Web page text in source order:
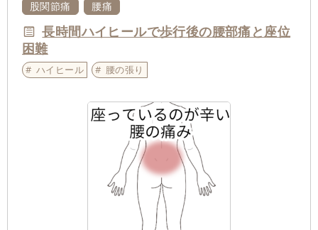
股関節痛 腰痛
長時間ハイヒールで歩行後の腰部痛と座位
困難
ハイヒール 腰の張り